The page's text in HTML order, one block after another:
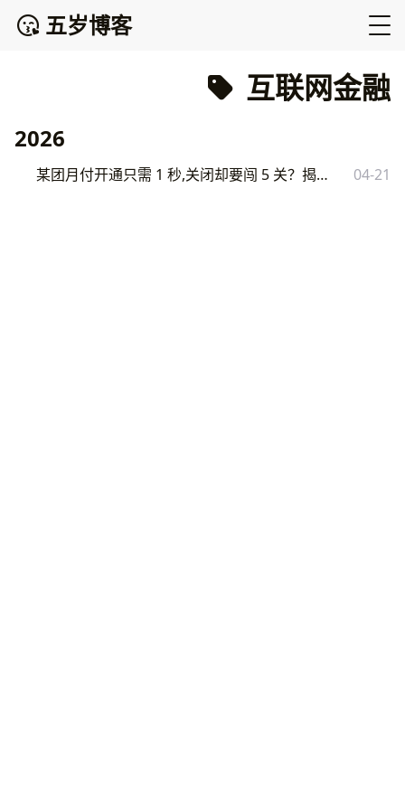
五岁博客
互联网金融
2026
某团月付开通只需 1 秒,关闭却要闯 5 关？揭秘互联网平台的暗黑套路 04-21